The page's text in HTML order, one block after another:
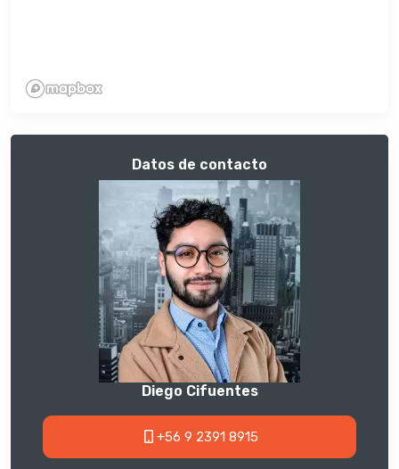
Datos de contacto
Diego Cifuentes
+56 9 2391 8915